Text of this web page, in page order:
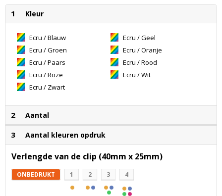
1 Kleur
Ecru / Blauw
Ecru / Geel
Ecru / Groen
Ecru / Oranje
Ecru / Paars
Ecru / Rood
Ecru / Roze
Ecru / Wit
Ecru / Zwart
2 Aantal
3 Aantal kleuren opdruk
Verlengde van de clip (40mm x 25mm)
ONBEDRUKT 1 2 3 4